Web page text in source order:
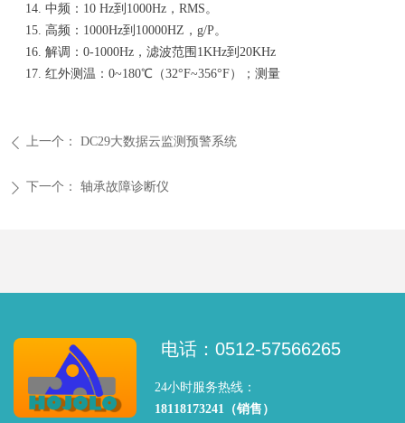
中频：10 Hz到1000Hz，RMS。
高频：1000Hz到10000HZ，g/P。
解调：0-1000Hz，滤波范围1KHz到20KHz
红外测温：0~180℃（32°F~356°F）；测量
ꄴ 上一个： DC29大数据云监测预警系统
ꄲ 下一个： 轴承故障诊断仪
电话：0512-57566265
24小时服务热线：
18118173241（销售）